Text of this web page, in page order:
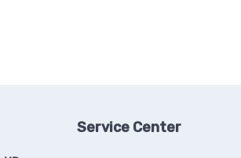
Service Center